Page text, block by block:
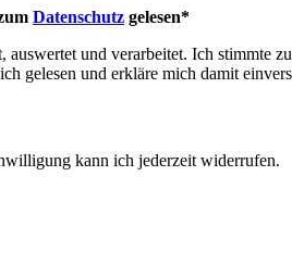
Datenschutz gelesen*
und verarbeitet. Ich stimmte
gelesen und erkläre mich damit
kann ich jederzeit widerrufen.